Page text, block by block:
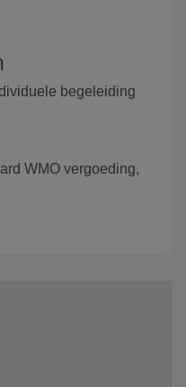
begeleiding
WMO vergoeding,